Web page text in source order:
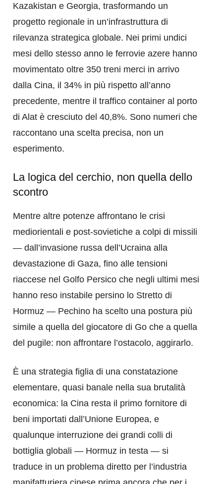
Kazakistan e Georgia, trasformando un
progetto regionale in un’infrastruttura di
rilevanza strategica globale. Nei primi undici
mesi dello stesso anno le ferrovie azere hanno
movimentato oltre 350 treni merci in arrivo
dalla Cina, il 34% in più rispetto all’anno
precedente, mentre il traffico container al porto
di Alat è cresciuto del 40,8%. Sono numeri che
raccontano una scelta precisa, non un
esperimento.
La logica del cerchio, non quella dello
scontro
Mentre altre potenze affrontano le crisi
mediorientali e post-sovietiche a colpi di missili
— dall’invasione russa dell’Ucraina alla
devastazione di Gaza, fino alle tensioni
riaccese nel Golfo Persico che negli ultimi mesi
hanno reso instabile persino lo Stretto di
Hormuz — Pechino ha scelto una postura più
simile a quella del giocatore di Go che a quella
del pugile: non affrontare l’ostacolo, aggirarlo.
È una strategia figlia di una constatazione
elementare, quasi banale nella sua brutalità
economica: la Cina resta il primo fornitore di
beni importati dall’Unione Europea, e
qualunque interruzione dei grandi colli di
bottiglia globali — Hormuz in testa — si
traduce in un problema diretto per l’industria